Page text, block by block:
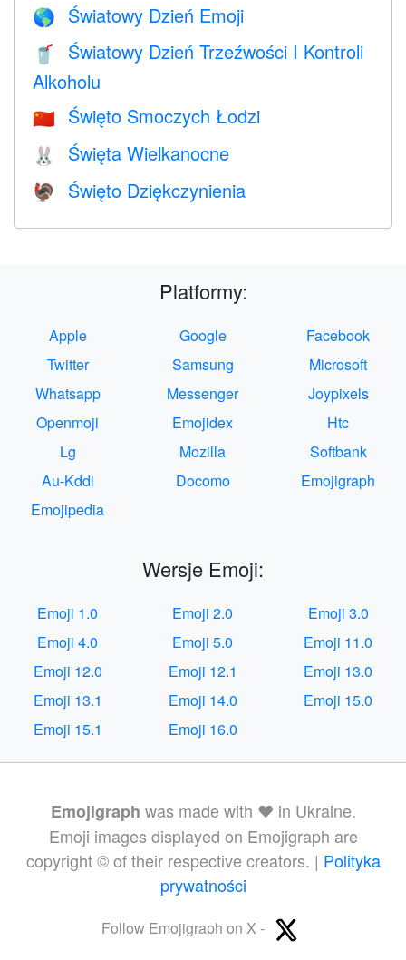
🌎 Światowy Dzień Emoji
🥤
Światowy Dzień Trzeźwości I Kontroli
Alkoholu
🇨🇳 Święto Smoczych Łodzi
🐰 Święta Wielkanocne
🦃 Święto Dziękczynienia
Platformy:
Apple Google
Facebook
Twitter
Samsung
Microsoft
Whatsapp
Messenger
Joypixels
Openmoji
Emojidex
Htc
Lg
Mozilla
Softbank
Au-Kddi
Docomo
Emojigraph
Emojipedia
Wersje Emoji:
Emoji 1.0 Emoji 2.0
Emoji 3.0
Emoji 4.0
Emoji 5.0
Emoji 11.0
Emoji 12.0
Emoji 12.1
Emoji 13.0
Emoji 13.1
Emoji 14.0
Emoji 15.0
Emoji 15.1
Emoji 16.0
Emojigraph was made with ❤️ in Ukraine.
Emoji images displayed on Emojigraph are
copyright © of their respective creators. | Polityka
prywatności
Follow Emojigraph on X -